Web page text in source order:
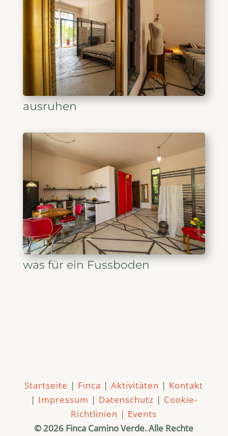
ausruhen
was für ein Fussboden
Startseite | Finca |Aktivitäten | Kontakt
| Impressum | Datenschutz | Cookie-
Richtlinien | Events
© 2026 Finca Camino Verde. Alle Rechte